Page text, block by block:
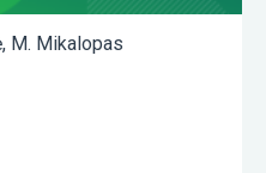
, M. Mikalopas